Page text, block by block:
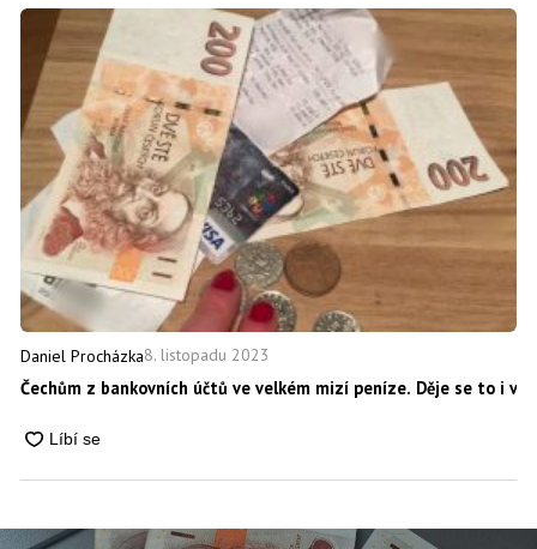
Daniel Procházka8. listopadu 2023
Čechům z bankovních účtů ve velkém mizí peníze. Děje se to i